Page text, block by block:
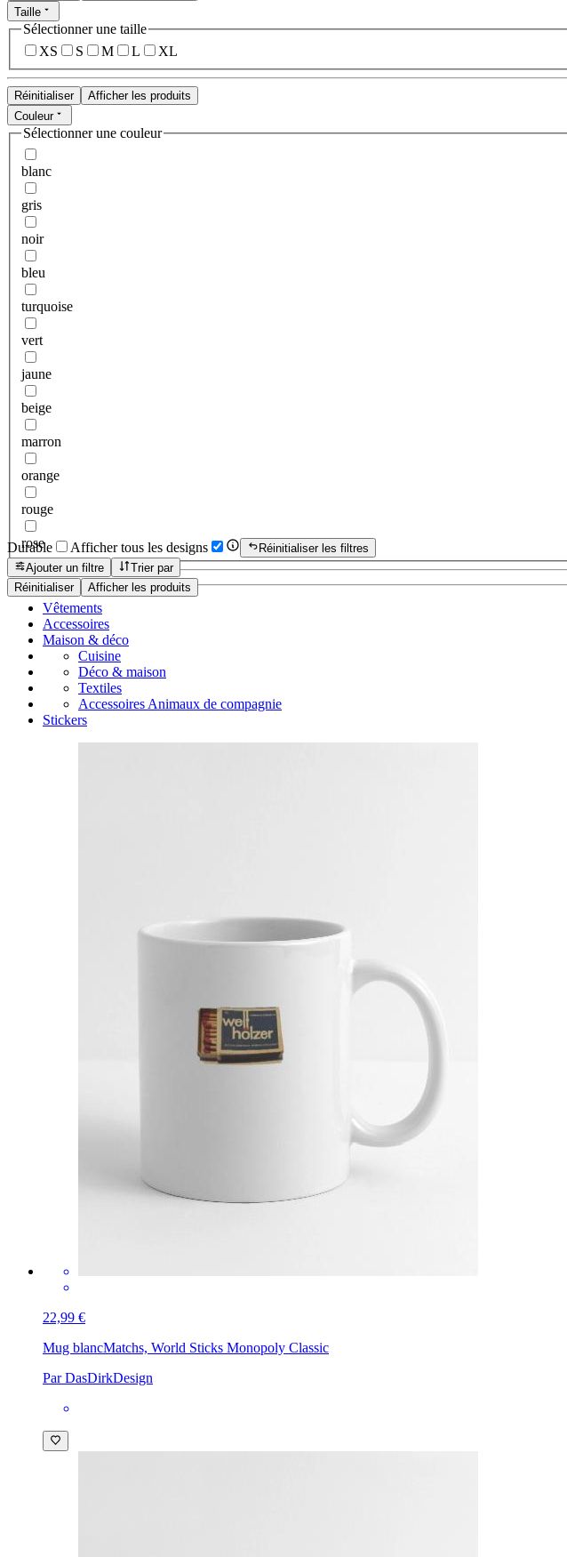
Taille
Sélectionner une taille
XS
S M L XL
Réinitialiser
Afficher les produits
Couleur
Sélectionner une couleur
blanc
gris
noir
bleu
turquoise
vert
jaune
beige
marron
orange
rouge
rose
Réinitialiser Afficher les produits
Durable Afficher tous les designs
Réinitialiser les filtres
Ajouter un filtre
Trier par
Vêtements
Accessoires
Maison & déco
Cuisine
Déco & maison
Textiles
Accessoires Animaux de compagnie
Stickers
22,99 €
Mug blancMatchs, World Sticks Monopoly Classic
Par DasDirkDesign